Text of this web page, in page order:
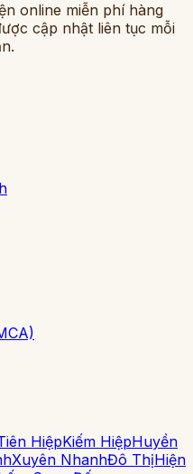
online miễn phí hàng
cập nhật liên tục mỗi
HiệpKiếm HiệpHuyền
Xuyên NhanhĐô ThịHiện